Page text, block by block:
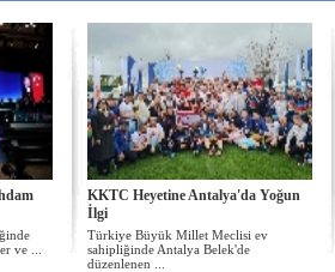
ve ...
KKTC Heyetine Antalya'da Yoğun
İlgi
Türkiye Büyük Millet Meclisi ev
sahipliğinde Antalya Belek'de
düzenlenen ...